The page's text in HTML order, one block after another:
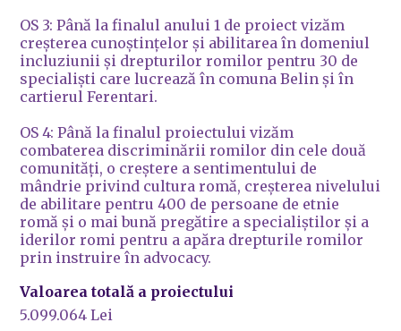
OS 3: Până la finalul anului 1 de proiect vizăm
creșterea cunoștințelor și abilitarea în domeniul
incluziunii și drepturilor romilor pentru 30 de
specialiști care lucrează în comuna Belin și în
cartierul Ferentari.
OS 4: Până la finalul proiectului vizăm
combaterea discriminării romilor din cele două
comunități, o creștere a sentimentului de
mândrie privind cultura romă, creșterea nivelului
de abilitare pentru 400 de persoane de etnie
romă și o mai bună pregătire a specialiștilor și a
iderilor romi pentru a apăra drepturile romilor
prin instruire în advocacy.
Valoarea totală a proiectului
5.099.064 Lei